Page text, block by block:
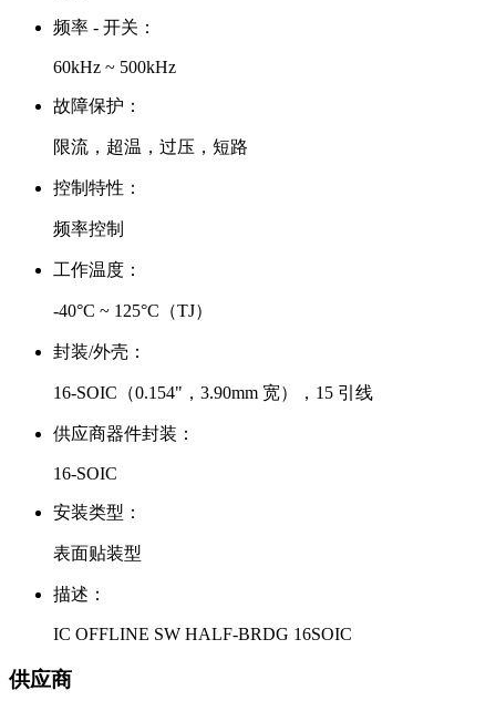
频率 - 开关：
60kHz ~ 500kHz
故障保护：
限流，超温，过压，短路
控制特性：
频率控制
工作温度：
-40°C ~ 125°C（TJ）
封装/外壳：
16-SOIC（0.154"，3.90mm 宽），15 引线
供应商器件封装：
16-SOIC
安装类型：
表面贴装型
描述：
IC OFFLINE SW HALF-BRDG 16SOIC
供应商